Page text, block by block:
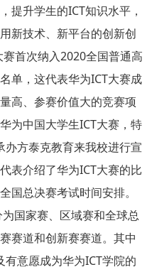
提升学生的ICT知识水平，
新技术、新平台的创新创
首次纳入2020全国普通高
单，这代表华为ICT大赛成
高、参赛价值大的竞赛项
为中国大学生ICT大赛，特
办方泰克教育来我校进行宣
表介绍了华为ICT大赛的比
国总决赛考试时间安排。
国家赛、区域赛和全球总
赛道和创新赛赛道。其中
意愿成为华为ICT学院的